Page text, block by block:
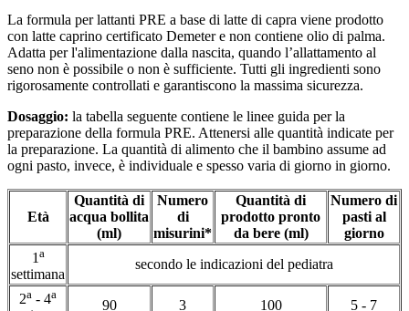
La formula per lattanti PRE a base di latte di capra viene prodotto
con latte caprino certificato Demeter e non contiene olio di palma.
Adatta per l'alimentazione dalla nascita, quando l’allattamento al
seno non è possibile o non è sufficiente. Tutti gli ingredienti sono
rigorosamente controllati e garantiscono la massima sicurezza.
Dosaggio: la tabella seguente contiene le linee guida per la
preparazione della formula PRE. Attenersi alle quantità indicate per
la preparazione. La quantità di alimento che il bambino assume ad
ogni pasto, invece, è individuale e spesso varia di giorno in giorno.
Età
Quantità di
acqua bollita
(ml)
Numero
di
misurini*
Quantità di
prodotto pronto
da bere (ml)
Numero di
pasti al
giorno
1 a
settimana
secondo le indicazioni del pediatra
2a - 4a
90 3 100 5 - 7